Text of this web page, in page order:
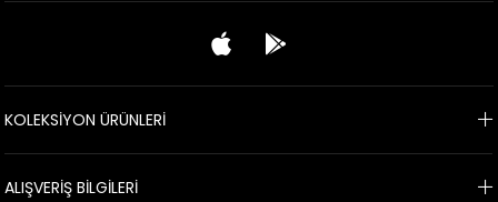
KOLEKSİYON ÜRÜNLERİ
ALIŞVERİŞ BİLGİLERİ